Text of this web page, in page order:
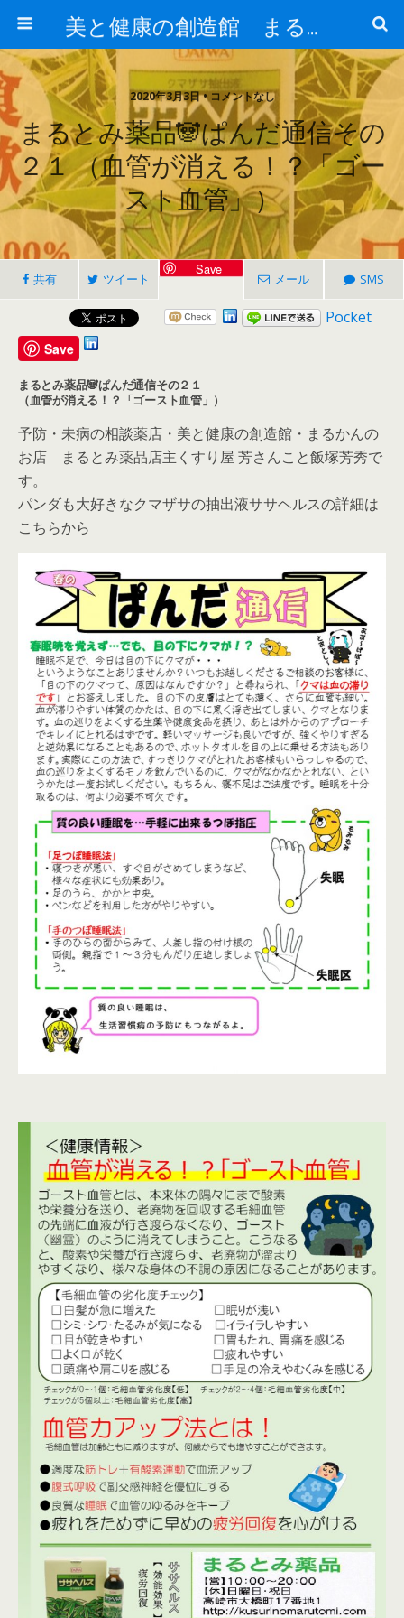
美と健康の創造館 まるとみ薬品 ぐんまの薬屋 芳さんのブログ
2020年3月3日 • コメントなし
まるとみ薬品🐼ぱんだ通信その
２１ （血管が消える！？「ゴー
スト血管」）
共有 ツイート
Save
メール SMS
Pocket
Save
まるとみ薬品🐼ぱんだ通信その２１
（血管が消える！？「ゴースト血管」）
予防・未病の相談薬店・美と健康の創造館・まるかんの
お店 まるとみ薬品店主くすり屋 芳さんこと飯塚芳秀で
す。
パンダも大好きなクマザサの抽出液ササヘルスの詳細は
こちらから